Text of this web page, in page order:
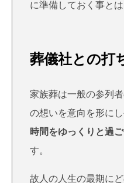
に準備しておく事とは
葬儀社との打
家族葬は一般の参列
の想いを意向を形にし
時間をゆっくりと過
す。
故人の人生の最期に